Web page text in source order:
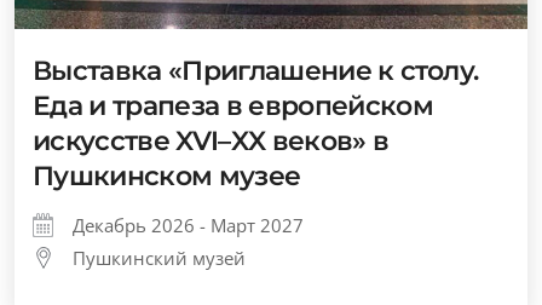
Выставка «Приглашение к столу.
Еда и трапеза в европейском
искусстве XVI–XX веков» в
Пушкинском музее
Декабрь 2026 - Март 2027
Пушкинский музей